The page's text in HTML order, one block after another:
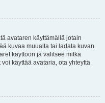
avataren käyttämällä jotain
kuvaa muualta tai ladata kuvan.
käyttöön ja valitsee mitkä
käyttää avataria, ota yhteyttä